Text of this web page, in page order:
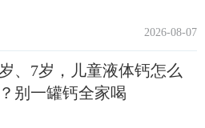
2026-08-07
、7岁，儿童液体钙怎么
别一罐钙全家喝